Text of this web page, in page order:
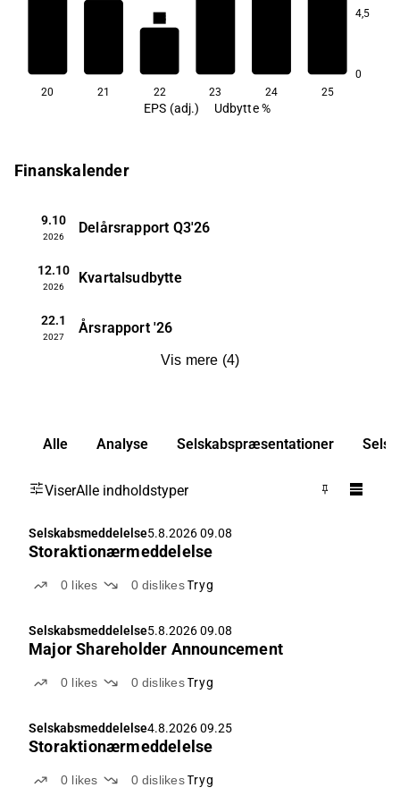
4,5
0
3,8
20 21 22 23 24 25
EPS (adj.) Udbytte %
Finanskalender
9.10
2026
Delårsrapport Q3'26
12.10
2026
Kvartalsudbytte
22.1
2027
Årsrapport '26
Vis mere (4)
Alle Analyse Selskabspræsentationer
ViserAlle indholdstyper
Selskabsmeddelelse5.8.2026 09.08
Storaktionærmeddelelse
0 likes 0 dislikes Tryg
Selskabsmeddelelse5.8.2026 09.08
Major Shareholder Announcement
0 likes 0 dislikes Tryg
Selskabsmeddelelse4.8.2026 09.25
Storaktionærmeddelelse
0 likes 0 dislikes Tryg